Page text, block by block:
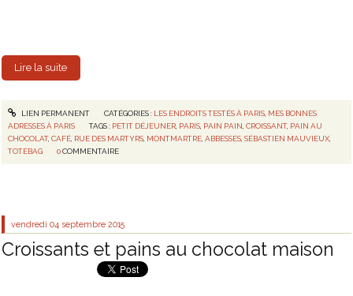
Lire la suite
LIEN PERMANENT CATÉGORIES : LES ENDROITS TESTÉS À PARIS, MES BONNES
ADRESSES À PARIS
TAGS : PETIT DÉJEUNER PARIS PAIN PAIN ,CROISSANT, PAIN AU
CHOCOLAT,CAFÉ RUE DES MARTYRS MONTMARTRE ,ABBESSES ,SÉBASTIEN MAUVIEUX
TOTEBAG
0 COMMENTAIRE
vendredi 04 septembre 2015
Croissants et pains au chocolat maison